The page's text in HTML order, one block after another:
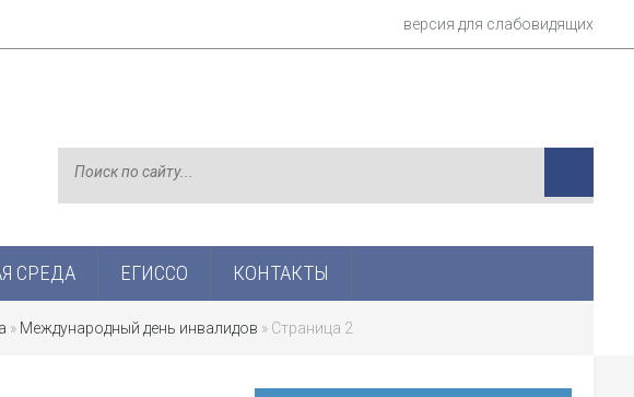
версия для слабовидящих
СРЕДА ЕГИСCО КОНТАКТЫ
» Международный день инвалидов » Страница 2